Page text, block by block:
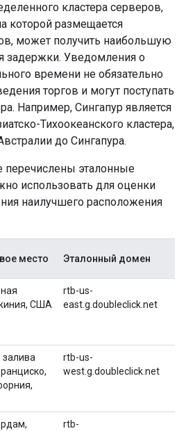
кластера серверов,
которой размещается
может получить наибольшую
задержки. Уведомления о
времени не обязательно
торгов и могут поступать
Например, Сингапур является
Тихоокеанского кластера,
до Сингапура.
эталонные
использовать для оценки
наилучшего расположения
место Эталонный домен
США
rtb-us-
east.g.doubleclick.net
залива
rtb-us-
west.g.doubleclick.net
rtb-